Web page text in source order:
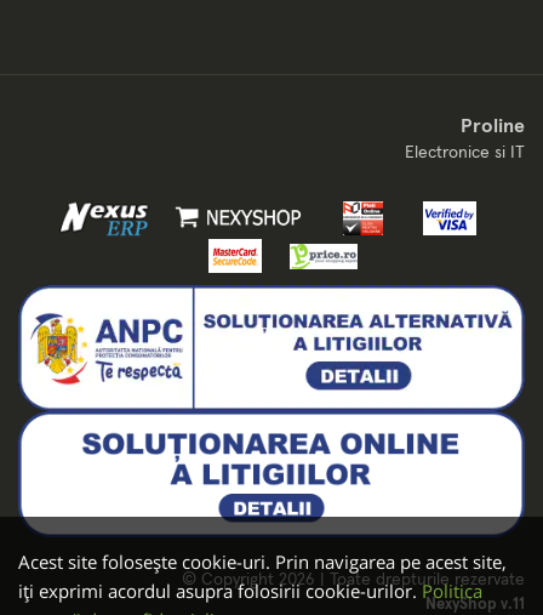
Acest site folosește cookie-uri. Prin navigarea pe acest site,
iți exprimi acordul asupra folosirii cookie-urilor.Politica
Proline
Electronice si IT
© Copyright 2026 | Toate drepturile rezervate
NexyShop v.11